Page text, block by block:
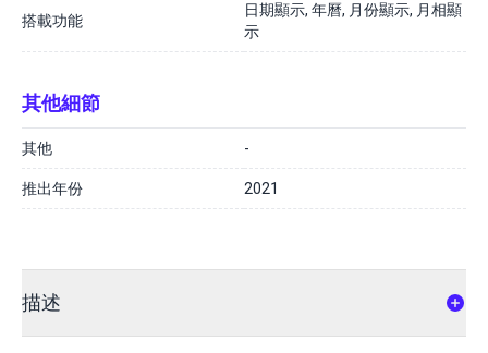
搭載功能
日期顯示, 年曆, 月份顯示, 月相顯
示
其他細節
其他 -
推出年份 2021
描述